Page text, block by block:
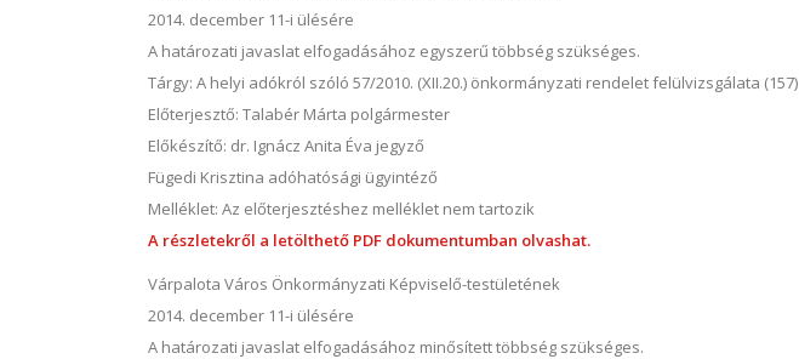
2014. december 11-i ülésére
A határozati javaslat elfogadásához egyszerű többség szükséges.
Tárgy: A helyi adókról szóló 57/2010. (XII.20.) önkormányzati rendelet felülvizsgálata (157)
Előterjesztő: Talabér Márta polgármester
Előkészítő: dr. Ignácz Anita Éva jegyző
Fügedi Krisztina adóhatósági ügyintéző
Melléklet: Az előterjesztéshez melléklet nem tartozik
A részletekről a letölthető PDF dokumentumban olvashat.
Várpalota Város Önkormányzati Képviselő-testületének
2014. december 11-i ülésére
A határozati javaslat elfogadásához minősített többség szükséges.